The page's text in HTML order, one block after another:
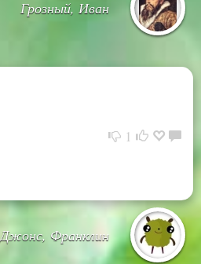
Грозный, Иван
1
Джонс, Франклин